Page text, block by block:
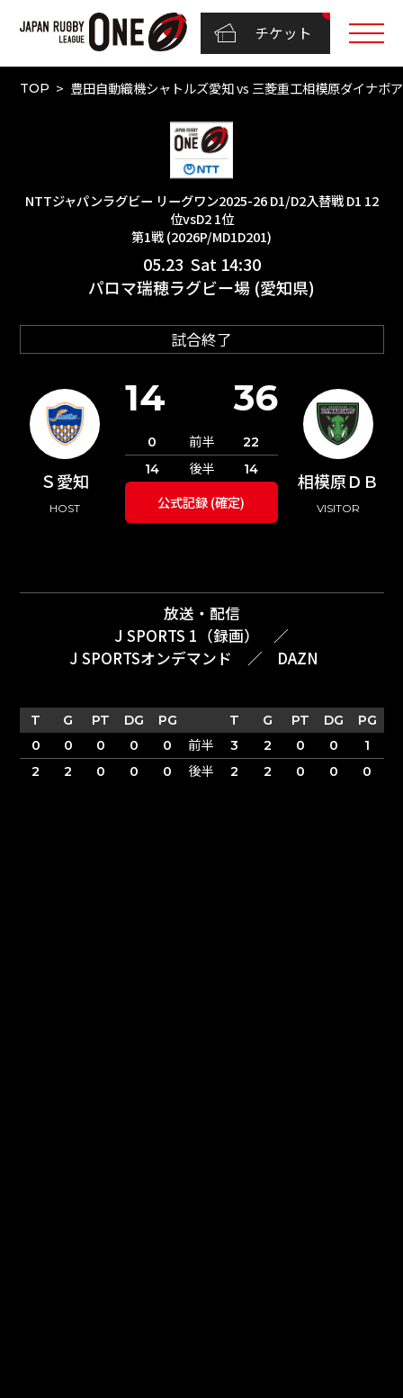
チケット
TOP 豊田自動織機シャトルズ愛知 vs 三菱重工相模原ダイナ
NTTジャパンラグビー リーグワン2025-26 D1/D2入替戦 D1 12
位vsD2 1位
第1戦 (2026P/MD1D201)
05.23 Sat 14:30
パロマ瑞穂ラグビー場 (愛知県)
試合終了
Ｓ愛知
HOST
相模原ＤＢ
VISITOR
14 36
0 前半
22
14
後半 14
公式記録 (確定)
放送・配信
J SPORTS 1（録画）
／
J SPORTSオンデマンド
／ DAZN
T G PT DG PG T G PT DG
PG
0
0 0 0 0 前半 3 2 0 0
1
2
2 0 0 0 後半 2 2 0 0 0